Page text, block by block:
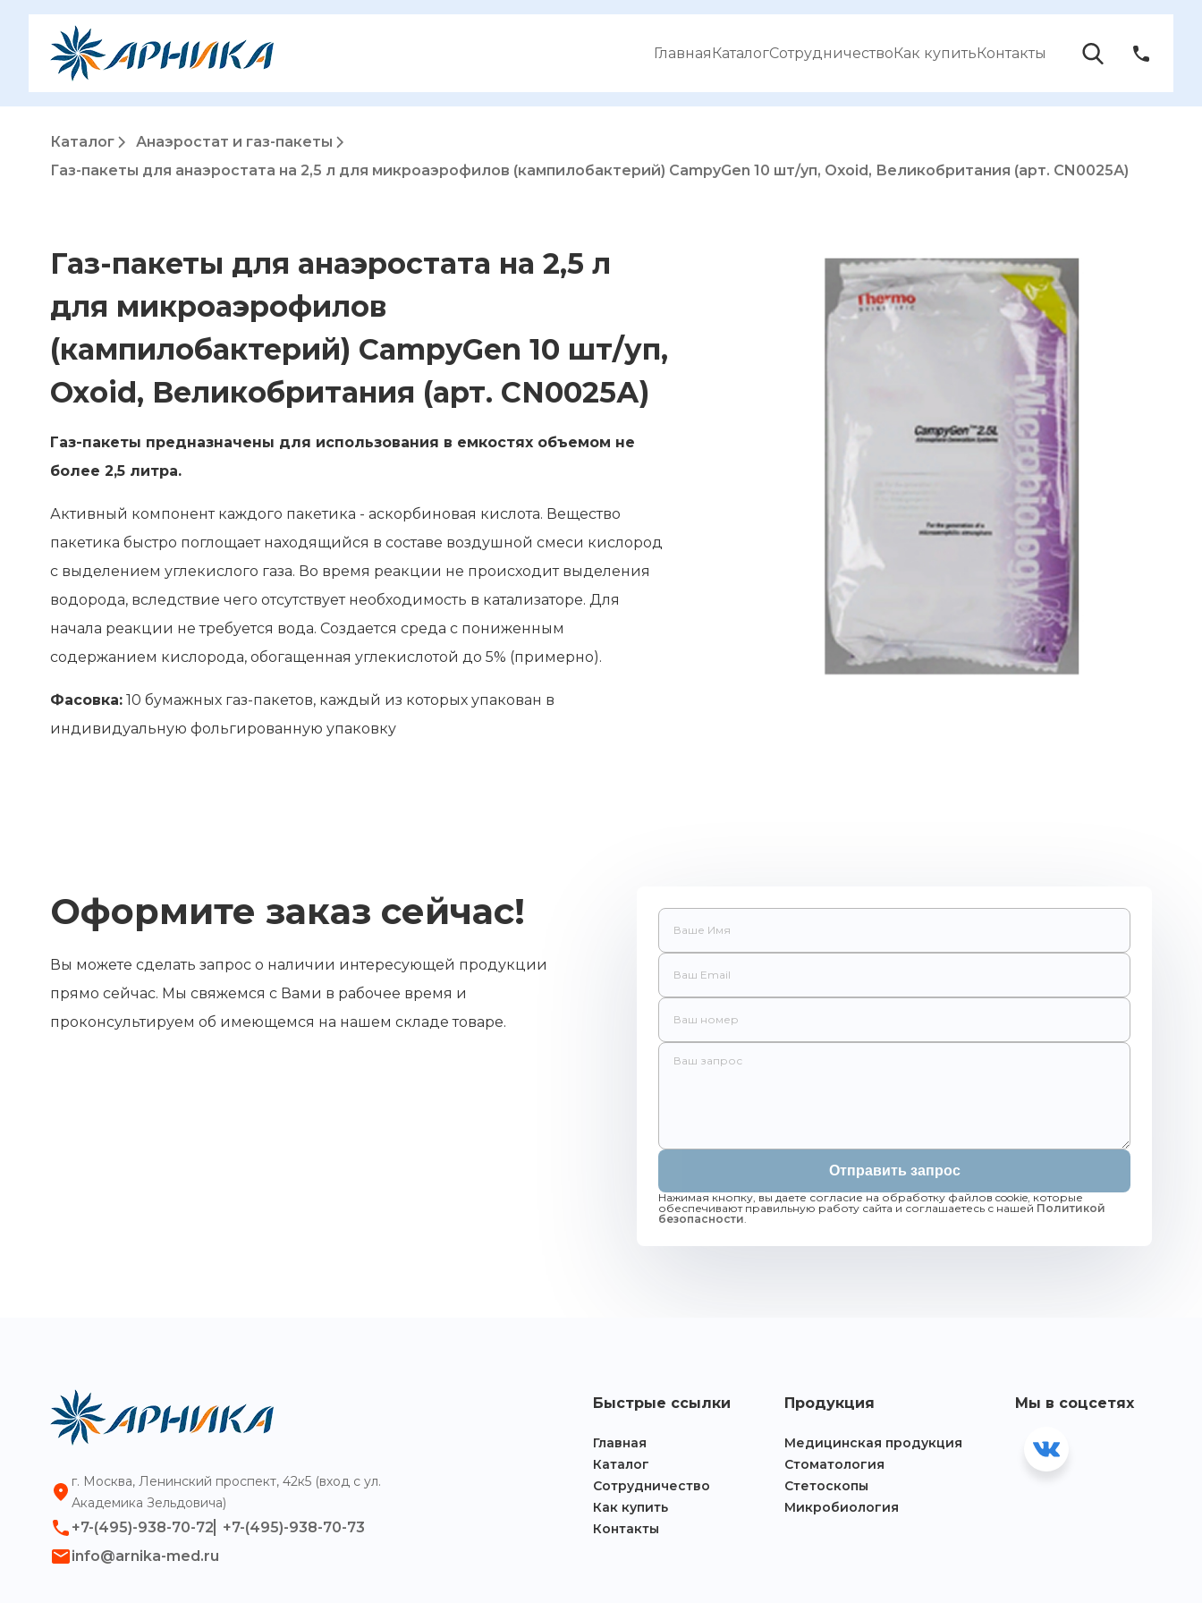
ГлавнаяКаталогСотрудничествоКак купитьКонтакты
Как купить
Контакты
Каталог
Анаэростат и газ-пакеты
Газ-пакеты для анаэростата на 2,5 л для микроаэрофилов (кампилобактерий) CampyGen 10 шт/уп, Oxoid, Великобритания (арт. CN0025А)
Газ-пакеты для анаэростата на 2,5 л
для микроаэрофилов
(кампилобактерий) CampyGen 10 шт/уп,
Oxoid, Великобритания (арт. CN0025А)
Газ-пакеты предназначены для использования в емкостях объемом не
более 2,5 литра.
Активный компонент каждого пакетика - аскорбиновая кислота. Вещество
пакетика быстро поглощает находящийся в составе воздушной смеси кислород
с выделением углекислого газа. Во время реакции не происходит выделения
водорода, вследствие чего отсутствует необходимость в катализаторе. Для
начала реакции не требуется вода. Создается среда с пониженным
содержанием кислорода, обогащенная углекислотой до 5% (примерно).
Фасовка: 10 бумажных газ-пакетов, каждый из которых упакован в
индивидуальную фольгированную упаковку
Оформите заказ сейчас!
Вы можете сделать запрос о наличии интересующей продукции
прямо сейчас. Мы свяжемся с Вами в рабочее время и
проконсультируем об имеющемся на нашем складе товаре.
Отправить запрос
Нажимая кнопку, вы даете согласие на обработку файлов cookie, которые
обеспечивают правильную работу сайта и соглашаетесь с нашей Политикой
безопасности.
г. Москва, Ленинский проспект, 42к5 (вход с ул.
Академика Зельдовича)
+7-(495)-938-70-72
+7-(495)-938-70-73
info@arnika-med.ru
Быстрые ссылки
Главная
Каталог
Сотрудничество
Как купить
Контакты
Продукция
Медицинская продукция
Стоматология
Стетоскопы
Микробиология
Мы в соцсетях